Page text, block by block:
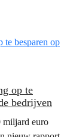
op te
bedrijven
miljard euro